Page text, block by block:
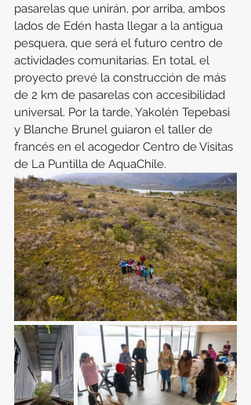
pasarelas que unirán, por arriba, ambos
lados de Edén hasta llegar a la antigua
pesquera, que será el futuro centro de
actividades comunitarias. En total, el
proyecto prevé la construcción de más
de 2 km de pasarelas con accesibilidad
universal. Por la tarde, Yakolén Tepebasi
y Blanche Brunel guiaron el taller de
francés en el acogedor Centro de Visitas
de La Puntilla de AquaChile.